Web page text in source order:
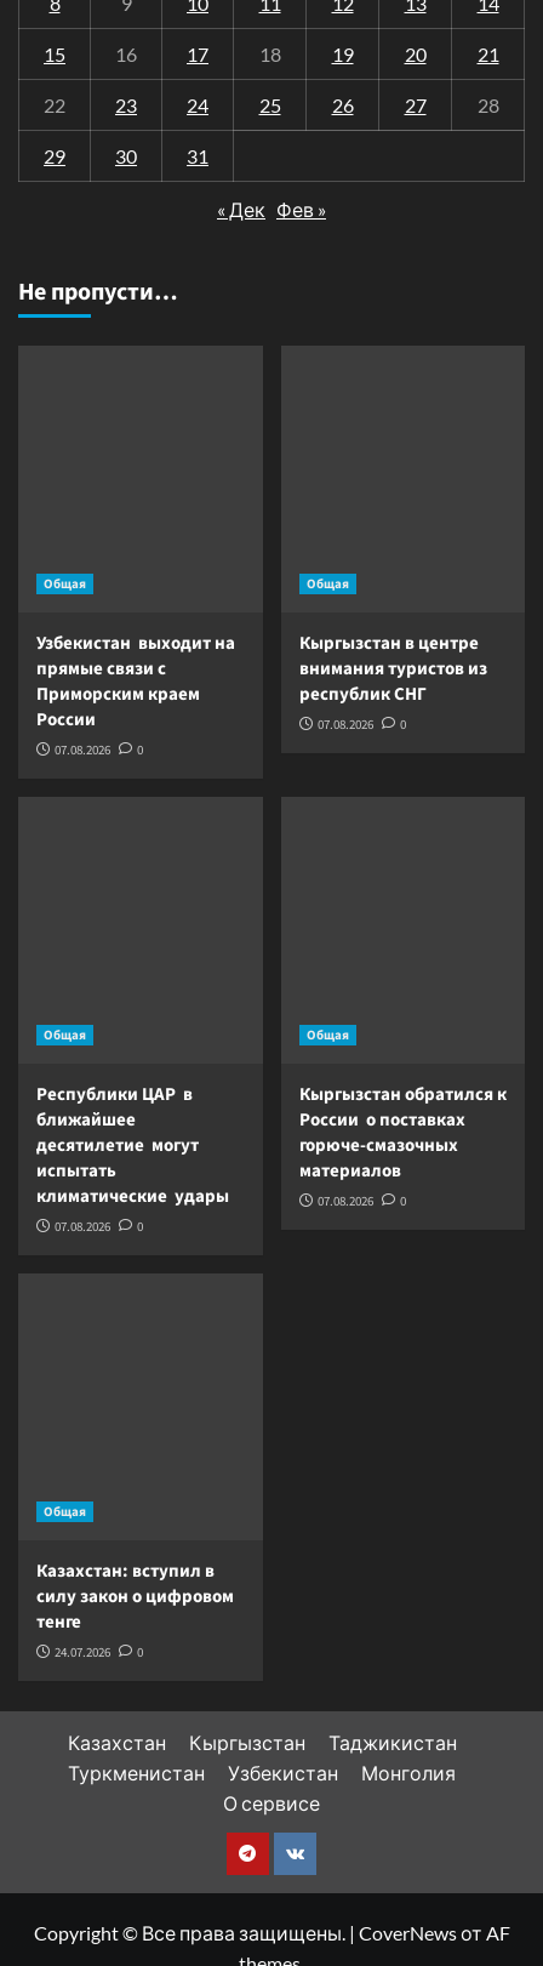
15 16 17 18 19 20 21
22 23 24 25 26 27 28
29 30 31
« Дек Фев »
Не пропусти…
Общая
Узбекистан выходит на
прямые связи с
Приморским краем
России
07.08.2026 0
Общая
Кыргызстан в центре
внимания туристов из
республик СНГ
07.08.2026 0
Общая
Республики ЦАР в
ближайшее
десятилетие могут
испытать
климатические удары
07.08.2026 0
Общая
Кыргызстан обратился к
России о поставках
горюче-смазочных
материалов
07.08.2026 0
Общая
Казахстан: вступил в
силу закон о цифровом
тенге
24.07.2026 0
Казахстан Кыргызстан
Таджикистан
Туркменистан
Узбекистан
Монголия
О сервисе
Telegram
VK
Copyright © Все права защищены. | CoverNewsот AF